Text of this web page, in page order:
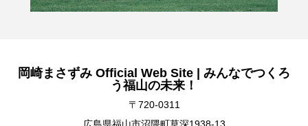
岡崎まさずみ Official Web Site | みんなでつくろ
う福山の未来！
〒720-0311